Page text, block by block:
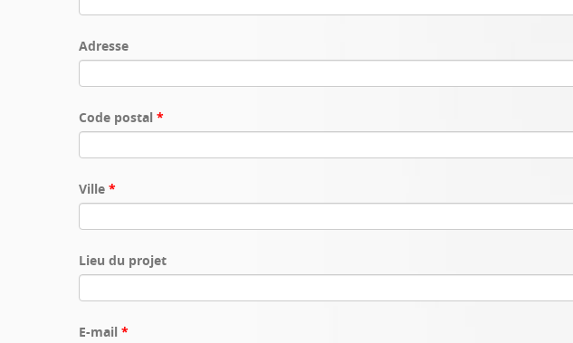
Adresse
Code postal *
Ville *
Lieu du projet
E-mail *